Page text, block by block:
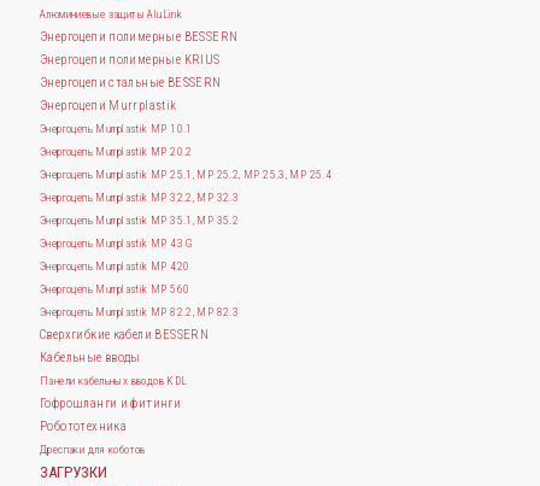
Алюминиевые защиты AluLink
Энергоцепи полимерные BESSERN
Энергоцепи полимерные KRIUS
Энергоцепи стальные BESSERN
Энергоцепи Murrplastik
Энергоцепь Murrplastik MP 10.1
Энергоцепь Murrplastik MP 20.2
Энергоцепь Murrplastik MP 25.1, MP 25.2, MP 25.3, MP 25.4
Энергоцепь Murrplastik MP 32.2, MP 32.3
Энергоцепь Murrplastik MP 35.1, MP 35.2
Энергоцепь Murrplastik MP 43 G
Энергоцепь Murrplastik MP 420
Энергоцепь Murrplastik MP 560
Энергоцепь Murrplastik MP 82.2, MP 82.3
Сверхгибкие кабели BESSERN
Кабельные вводы
Панели кабельных вводов KDL
Гофрошланги и фитинги
Робототехника
Дреспаки для коботов
ЗАГРУЗКИ